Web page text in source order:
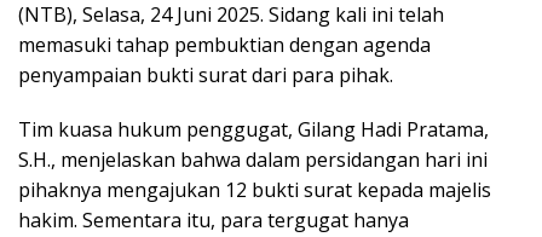
(NTB), Selasa, 24 Juni 2025. Sidang kali ini telah
memasuki tahap pembuktian dengan agenda
penyampaian bukti surat dari para pihak.
Tim kuasa hukum penggugat, Gilang Hadi Pratama,
S.H., menjelaskan bahwa dalam persidangan hari ini
pihaknya mengajukan 12 bukti surat kepada majelis
hakim. Sementara itu, para tergugat hanya